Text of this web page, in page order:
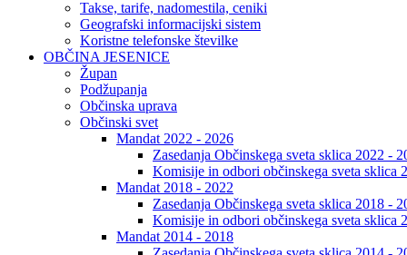
Takse, tarife, nadomestila, ceniki
Geografski informacijski sistem
Koristne telefonske številke
OBČINA JESENICE
Župan
Podžupanja
Občinska uprava
Občinski svet
Mandat 2022 - 2026
Zasedanja Občinskega sveta sklica 2022 -
Komisije in odbori občinskega sveta sklica
Mandat 2018 - 2022
Zasedanja Občinskega sveta sklica 2018 -
Komisije in odbori občinskega sveta sklica
Mandat 2014 - 2018